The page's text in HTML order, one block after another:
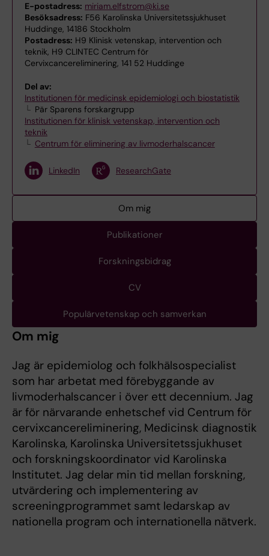
E-postadress: miriam.elfstrom@ki.se
Besöksadress: F56 Karolinska Universitetssjukhuset
Huddinge, 14186 Stockholm
Postadress: H9 Klinisk vetenskap, intervention och
teknik, H9 CLINTEC Centrum för
Cervixcancereliminering, 141 52 Huddinge
Del av:
Institutionen för medicinsk epidemiologi och biostatistik
Pär Sparens forskargrupp
Institutionen för klinisk vetenskap, intervention och
teknik
Centrum för eliminering av livmoderhalscancer
LinkedIn ResearchGate
Om mig
Publikationer
Forskningsbidrag
CV
Populärvetenskap och samverkan
Om mig
Jag är epidemiolog och folkhälsospecialist
som har arbetat med förebyggande av
livmoderhalscancer i över ett decennium. Jag
är för närvarande enhetschef vid Centrum för
cervixcancereliminering, Medicinsk diagnostik
Karolinska, Karolinska Universitetssjukhuset
och forskningskoordinator vid Karolinska
Institutet. Jag delar min tid mellan forskning,
utvärdering och implementering av
screeningprogrammet samt ledarskap av
nationella program och internationella nätverk.